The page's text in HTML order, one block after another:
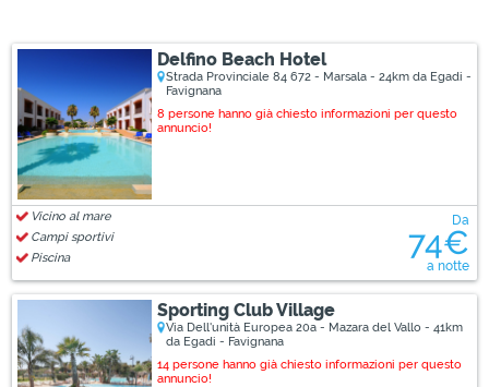
Delfino Beach Hotel
Strada Provinciale 84 672 - Marsala - 24km da Egadi -
Favignana
8 persone hanno già chiesto informazioni per questo
annuncio!
Da
74€
a notte
Vicino al mare
Campi sportivi
Piscina
Sporting Club Village
Via Dell'unità Europea 20a - Mazara del Vallo - 41km
da Egadi - Favignana
14 persone hanno già chiesto informazioni per questo
annuncio!